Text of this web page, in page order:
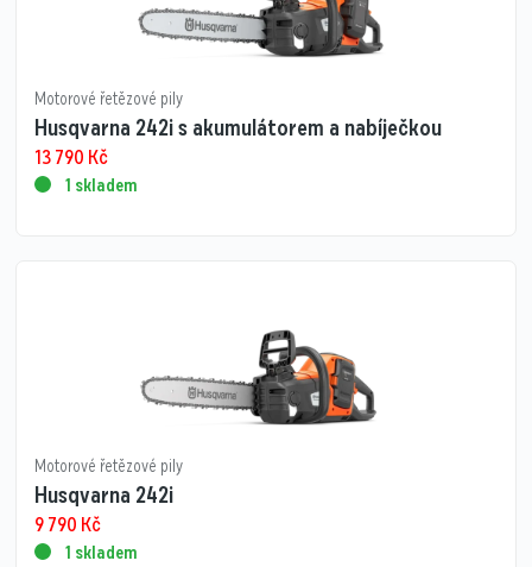
Motorové řetězové pily
Husqvarna 242i s akumulátorem a nabíječkou
13 790 Kč
1 skladem
Motorové řetězové pily
Husqvarna 242i
9 790 Kč
1 skladem